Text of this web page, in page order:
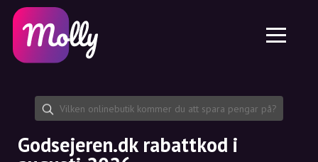
Hudvård
Hårvård
Dela rabattkod
Funktioner
Jobb
Om oss
Samarbete
Plattform
Molly till iPhone och iPad
Molly till Android
SE
EN
SE
Godsejeren.dk rabattkod i